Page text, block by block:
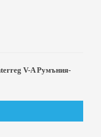
V-A Румъния-